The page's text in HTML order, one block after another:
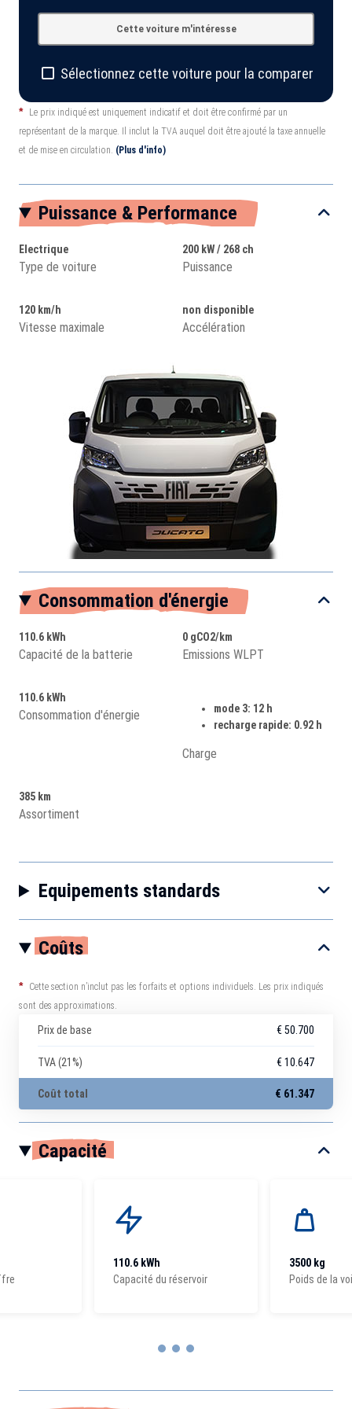
Cette voiture m'intéresse
Sélectionnez cette voiture pour la comparer
*
Le prix indiqué est uniquement indicatif et doit être confirmé par un
représentant de la marque. Il inclut la TVA auquel doit être ajouté la taxe annuelle
et de mise en circulation. (Plus d'info)
Puissance & Performance
Electrique
Type de voiture
200 kW / 268 ch
Puissance
120 km/h
Vitesse maximale
non disponible
Accélération
Consommation d'énergie
110.6 kWh
Capacité de la batterie
0 gCO2/km
Emissions WLPT
110.6 kWh
Consommation d'énergie
mode 3: 12 h
recharge rapide: 0.92 h
Charge
385 km
Assortiment
Equipements standards
Coûts
*
Cette section n’inclut pas les forfaits et options individuels. Les prix indiqués
sont des approximations.
Prix de base € 50.700
TVA (21%) € 10.647
Coût total € 61.347
Capacité
110.6 kWh
Capacité du réservoir
3500 kg
Poids de la